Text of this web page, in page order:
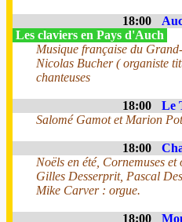
18:00
Les claviers en Pays d'Auch
Musique française du
Nicolas Bucher ( organiste
chanteuses
18:00
Le
Salomé Gamot et Marion
18:00
Noëls en été, Cornemuses et
Gilles Desserprit, Pascal
Mike Carver : orgue.
18:00